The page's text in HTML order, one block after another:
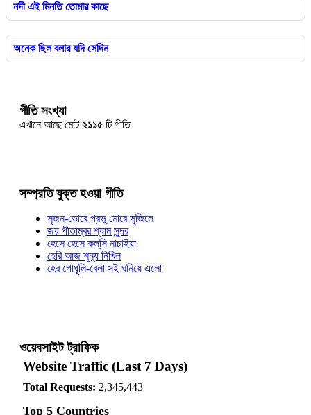
নদী এই মিনতি তোমার কাছে
অনেক ছিল বলার যদি সেদিন
গীতি সংখ্যা
এখানে আছে মোট২১১৫ টি গীতি
সম্প্রতি যুক্ত হওয়া গীতি
সৃজন-ভোরে প্রভু মোরে সৃজিলে
জয় পীতাম্বর শ্যাম সুন্দর
হেসে হেসে কল্‌সি নাচাইয়া
হেরি আজ শূন্য নিখিল
হের গোধূলি-বেলা সই ঘনিয়ে এলো
ওয়েবসাইট ট্রাফিক
Website Traffic (Last 7 Days)
Total Requests: 2,345,443
Top 5 Countries